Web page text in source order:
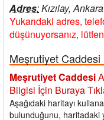
Adres:Kızılay, Ankara
Yukarıdaki adres,
düşünuyorsanız,
Meşrutiyet Caddesi
Meşrutiyet Caddesi
Bilgisi İçin Buraya
Aşağıdaki haritayı
bulunduğunu, haritadaki